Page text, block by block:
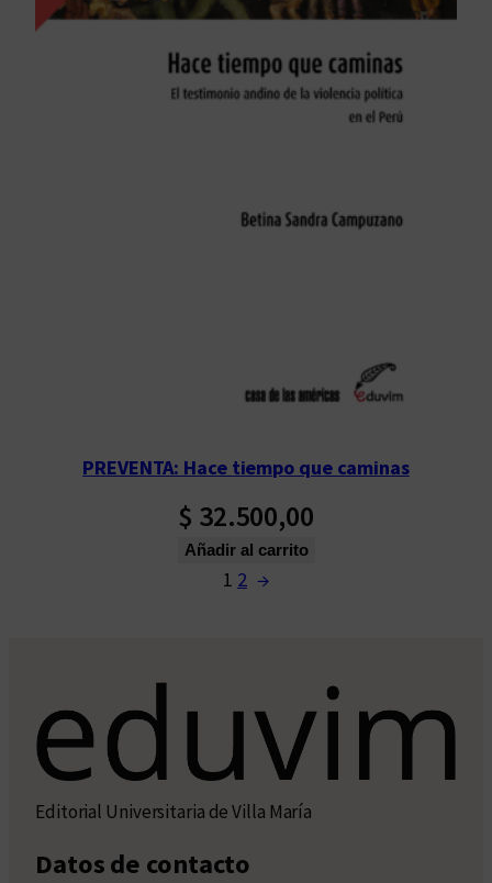
PREVENTA: Hace tiempo que caminas
$ 32.500,00
Añadir al carrito
1 2 →
Editorial Universitaria de Villa María
Datos de contacto